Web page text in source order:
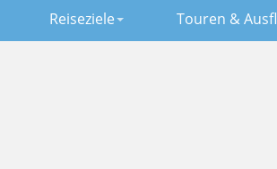
Reiseziele Touren &